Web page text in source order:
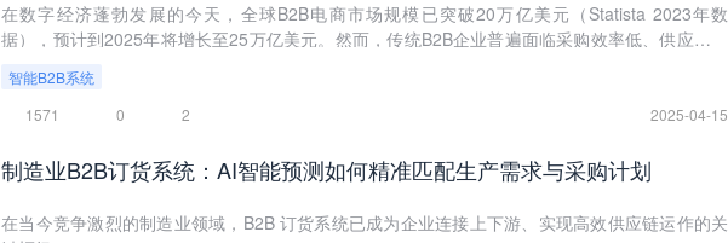
在数字经济蓬勃发展的今天，全球B2B电商市场规模已突破20万亿美元（Statista 2023年数
据），预计到2025年将增长至25万亿美元。然而，传统B2B企业普遍面临采购效率低、供应链协
智能B2B系统
1571
0 2 2025-04-15
制造业B2B订货系统：AI智能预测如何精准匹配生产需求与采购计划
在当今竞争激烈的制造业领域，B2B 订货系统已成为企业连接上下游、实现高效供应链运作的关